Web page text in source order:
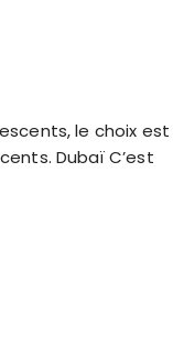
le choix est
Dubaï C’est